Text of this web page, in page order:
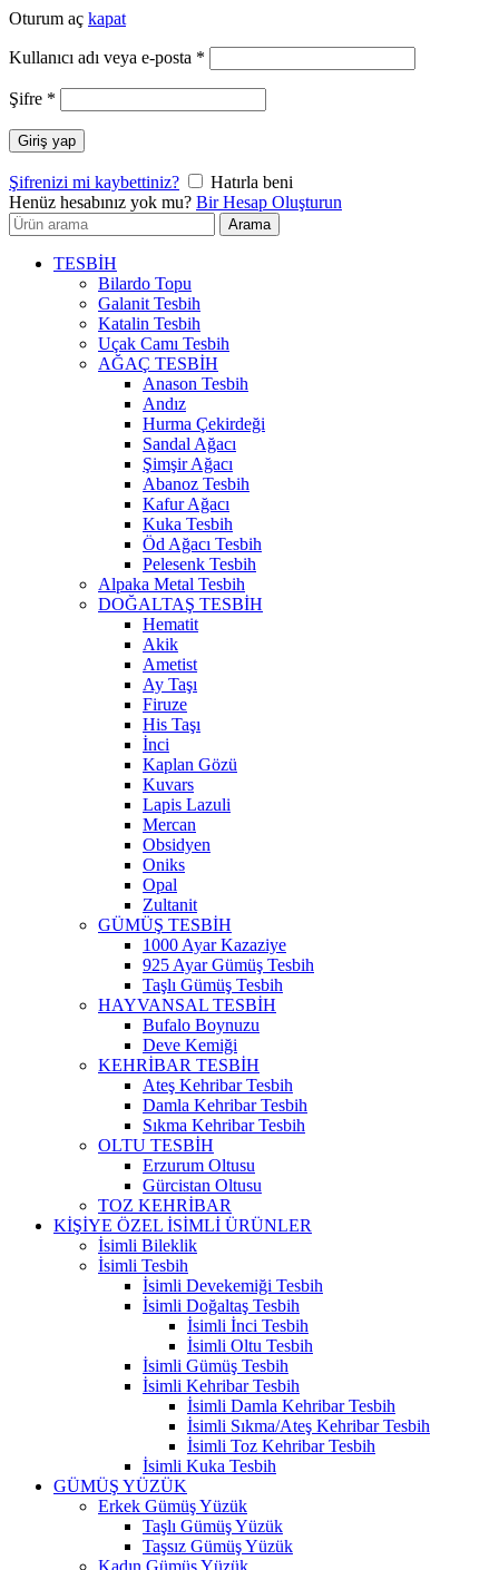
Oturum aç kapat
Kullanıcı adı veya e-posta *
Şifre *
Giriş yap
Şifrenizi mi kaybettiniz?
Hatırla beni
Henüz hesabınız yok mu? Bir Hesap Oluşturun
Arayın:
Arama
TESBİH
Bilardo Topu
Galanit Tesbih
Katalin Tesbih
Uçak Camı Tesbih
AĞAÇ TESBİH
Anason Tesbih
Andız
Hurma Çekirdeği
Sandal Ağacı
Şimşir Ağacı
Abanoz Tesbih
Kafur Ağacı
Kuka Tesbih
Öd Ağacı Tesbih
Pelesenk Tesbih
Alpaka Metal Tesbih
DOĞALTAŞ TESBİH
Hematit
Akik
Ametist
Ay Taşı
Firuze
His Taşı
İnci
Kaplan Gözü
Kuvars
Lapis Lazuli
Mercan
Obsidyen
Oniks
Opal
Zultanit
GÜMÜŞ TESBİH
1000 Ayar Kazaziye
925 Ayar Gümüş Tesbih
Taşlı Gümüş Tesbih
HAYVANSAL TESBİH
Bufalo Boynuzu
Deve Kemiği
KEHRİBAR TESBİH
Ateş Kehribar Tesbih
Damla Kehribar Tesbih
Sıkma Kehribar Tesbih
OLTU TESBİH
Erzurum Oltusu
Gürcistan Oltusu
TOZ KEHRİBAR
KİŞİYE ÖZEL İSİMLİ ÜRÜNLER
İsimli Bileklik
İsimli Tesbih
İsimli Devekemiği Tesbih
İsimli Doğaltaş Tesbih
İsimli İnci Tesbih
İsimli Oltu Tesbih
İsimli Gümüş Tesbih
İsimli Kehribar Tesbih
İsimli Damla Kehribar Tesbih
İsimli Sıkma/Ateş Kehribar Tesbih
İsimli Toz Kehribar Tesbih
İsimli Kuka Tesbih
GÜMÜŞ YÜZÜK
Erkek Gümüş Yüzük
Taşlı Gümüş Yüzük
Taşsız Gümüş Yüzük
Kadın Gümüş Yüzük